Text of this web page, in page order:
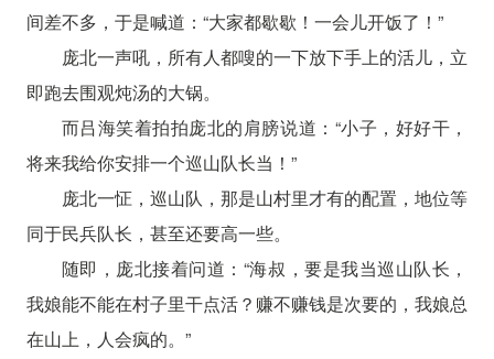
间差不多，于是喊道：“大家都歇歇！一会儿开饭了！”
庞北一声吼，所有人都嗖的一下放下手上的活儿，立
即跑去围观炖汤的大锅。
而吕海笑着拍拍庞北的肩膀说道：“小子，好好干，
将来我给你安排一个巡山队长当！”
庞北一怔，巡山队，那是山村里才有的配置，地位等
同于民兵队长，甚至还要高一些。
随即，庞北接着问道：“海叔，要是我当巡山队长，
我娘能不能在村子里干点活？赚不赚钱是次要的，我娘总
在山上，人会疯的。”